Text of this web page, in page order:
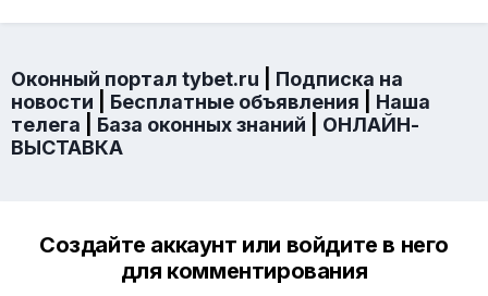
Оконный портал tybet.ru
Подписка на
новости
Бесплатные объявления
Наша
телега
База оконных знаний
ОНЛАЙН-
ВЫСТАВКА
Создайте аккаунт или войдите в него
для комментирования